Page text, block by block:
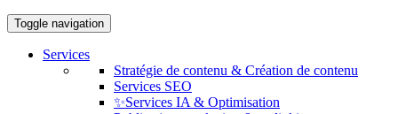
Toggle navigation
Services
Stratégie de contenu & Création de contenu
Services SEO
✨Services IA & Optimisation